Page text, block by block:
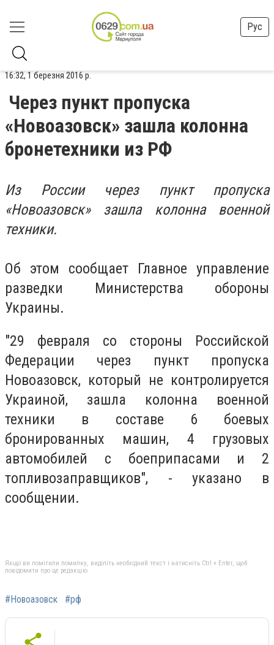
Рус
16:32, 1 березня 2016 р.
Через пункт пропуска
«Новоазовск» зашла колонна
бронетехники из РФ
Из России через пункт пропуска
«Новоазовск» зашла колонна военной
техники.
Об этом сообщает Главное управление
разведки Министерства обороны
Украины.
"29 февраля со стороны Российской
Федерации через пункт пропуска
Новоазовск, который не контролируется
Украиной, зашла колонна военной
техники в составе 6 боевых
бронированных машин, 4 грузовых
автомобилей с боеприпасами и 2
топливозаправщиков", - указано в
сообщении.
Якщо ви помітили помилку, виділіть необхідний текст і натисніть Ctrl + Enter, щоб
повідомити про це редакцію
#Новоазовск #рф